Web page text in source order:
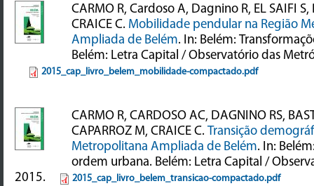
CARMO R, Cardoso A, Dagnino R, EL SAIFI
CRAICE C. Mobilidade pendular na Região
Ampliada de Belém. In: Belém:
Belém: Letra Capital / Observatório das
2015_cap_livro_belem_mobilidade-compactado.pdf
CARMO R, CARDOSO AC, DAGNINO RS,
CAPARROZ M, CRAICE C.Transição
Metropolitana Ampliada de Belém. In:
ordem urbana. Belém: Letra Capital /
2015.
2015_cap_livro_belem_transicao-compactado.pdf